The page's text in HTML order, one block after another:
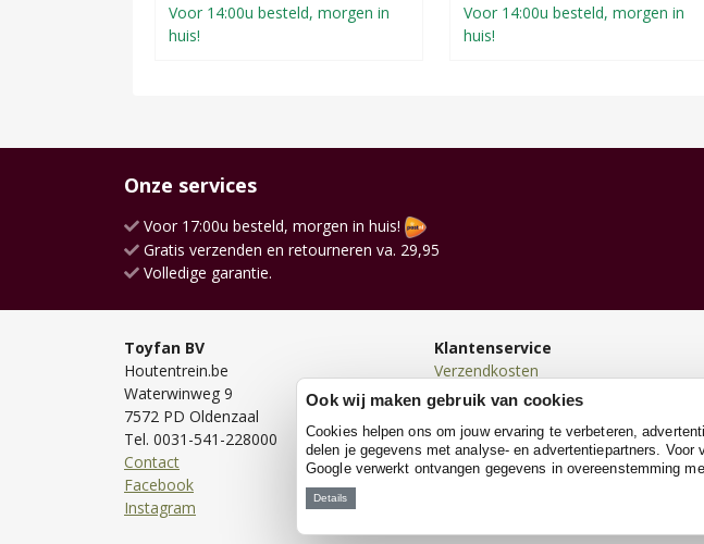
Voor 14:00u besteld, morgen in
huis!
Voor 14:00u besteld, morgen in
huis!
Onze services
Voor 17:00u besteld, morgen in huis!
Gratis verzenden en retourneren va. 29,95
Volledige garantie.
Toyfan BV
Houtentrein.be
Waterwinweg 9
7572 PD Oldenzaal
Tel. 0031-541-228000
Contact
Facebook
Instagram
Klantenservice
Verzendkosten
Bezorgen
Betalen
Retourneren
Ook wij maken gebruik van cookies
Cookies helpen ons om jouw ervaring te verbeteren,
delen je gegevens met analyse- en advertentiepartners.
Google verwerkt ontvangen gegevens in overeenstemming
Details